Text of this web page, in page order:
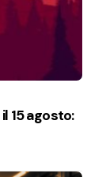
15 agosto: